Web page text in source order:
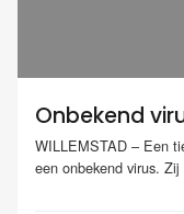
Onbekend
WILLEMSTAD – Een
een onbekend virus.